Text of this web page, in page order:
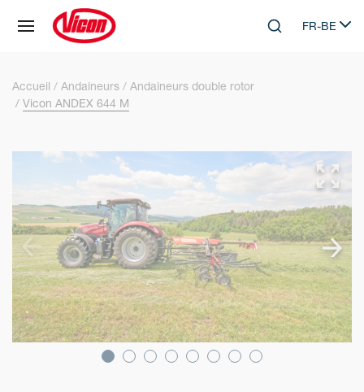
Skip to main content
SearchFR-BE
Select
Accueil Andaineurs
Andaineurs double rotor
Vicon ANDEX 644 M
Panneau de gestion des cookies